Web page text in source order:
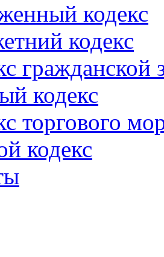
кодекс
кодекс
гражданской
кодекс
торгового
кодекс